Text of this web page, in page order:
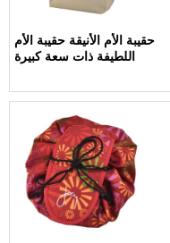
حقيبة الأم الأنيقة حقيبة الأم
اللطيفة ذات سعة كبيرة